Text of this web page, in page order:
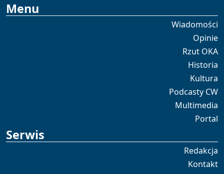
Menu
Wiadomości
Opinie
Rzut OKA
Historia
Kultura
Podcasty CW
Multimedia
Portal
Serwis
Redakcja
Kontakt